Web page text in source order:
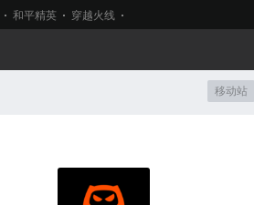
和平精英 穿越火线
移动站